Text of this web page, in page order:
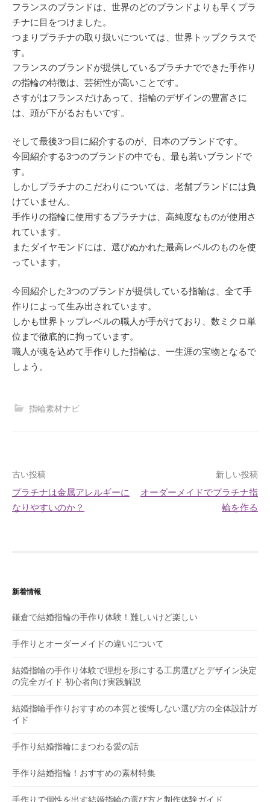
フランスのブランドは、世界のどのブランドよりも早くプラ
チナに目をつけました。
つまりプラチナの取り扱いについては、世界トップクラスで
す。
フランスのブランドが提供しているプラチナでできた手作り
の指輪の特徴は、芸術性が高いことです。
さすがはフランスだけあって、指輪のデザインの豊富さに
は、頭が下がるおもいです。
そして最後3つ目に紹介するのが、日本のブランドです。
今回紹介する3つのブランドの中でも、最も若いブランドで
す。
しかしプラチナのこだわりについては、老舗ブランドには負
けていません。
手作りの指輪に使用するプラチナは、高純度なものが使用さ
れています。
またダイヤモンドには、選びぬかれた最高レベルのものを使
っています。
今回紹介した3つのブランドが提供している指輪は、全て手
作りによって生み出されています。
しかも世界トップレベルの職人が手がけており、数ミクロ単
位まで徹底的に拘っています。
職人が魂を込めて手作りした指輪は、一生涯の宝物となるで
しょう。
指輪素材ナビ
投
稿
ー
シ
ン
古い投稿
プラチナは金属アレルギーに
なりやすいのか？
新しい投稿
オーダーメイドでプラチナ指
輪を作る
新着情報
鎌倉で結婚指輪の手作り体験！難しいけど楽しい
手作りとオーダーメイドの違いについて
結婚指輪の手作り体験で理想を形にする工房選びとデザイン決定
の完全ガイド 初心者向け実践解説
結婚指輪手作りおすすめの本質と後悔しない選び方の全体設計ガ
イド
手作り結婚指輪にまつわる愛の話
手作り結婚指輪！おすすめの素材特集
手作りで個性を出す結婚指輪の選び方と制作体験ガイド